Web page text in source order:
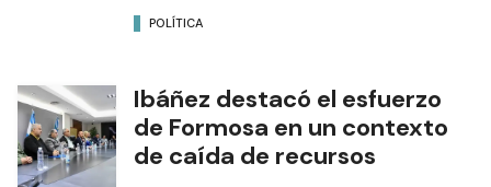
POLÍTICA
Ibáñez destacó el esfuerzo
de Formosa en un contexto
de caída de recursos